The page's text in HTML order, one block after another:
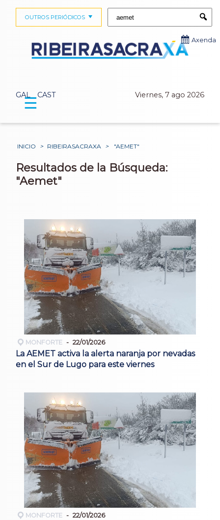
GAL CAST Viernes, 7 ago 2026
OUTROS PERIÓDICOS
Axenda
☰
INICIO > RIBEIRASACRAXA > "AEMET"
Resultados de la Búsqueda:
"Aemet"
MONFORTE 22/01/2026
La AEMET activa la alerta naranja por nevadas
en el Sur de Lugo para este viernes
MONFORTE 22/01/2026